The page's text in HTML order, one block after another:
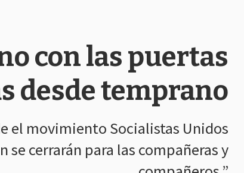
con las puertas
desde temprano
el movimiento Socialistas Unidos
cerrarán para las compañeras y